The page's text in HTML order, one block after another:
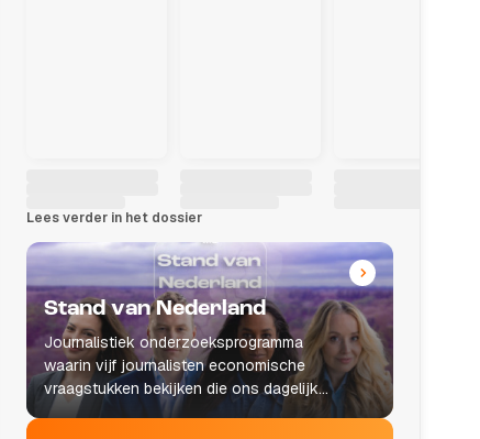
Lees verder in het dossier
Stand van Nederland
Journalistiek onderzoeksprogramma
waarin vijf journalisten economische
vraagstukken bekijken die ons dagelijks
leven raken.